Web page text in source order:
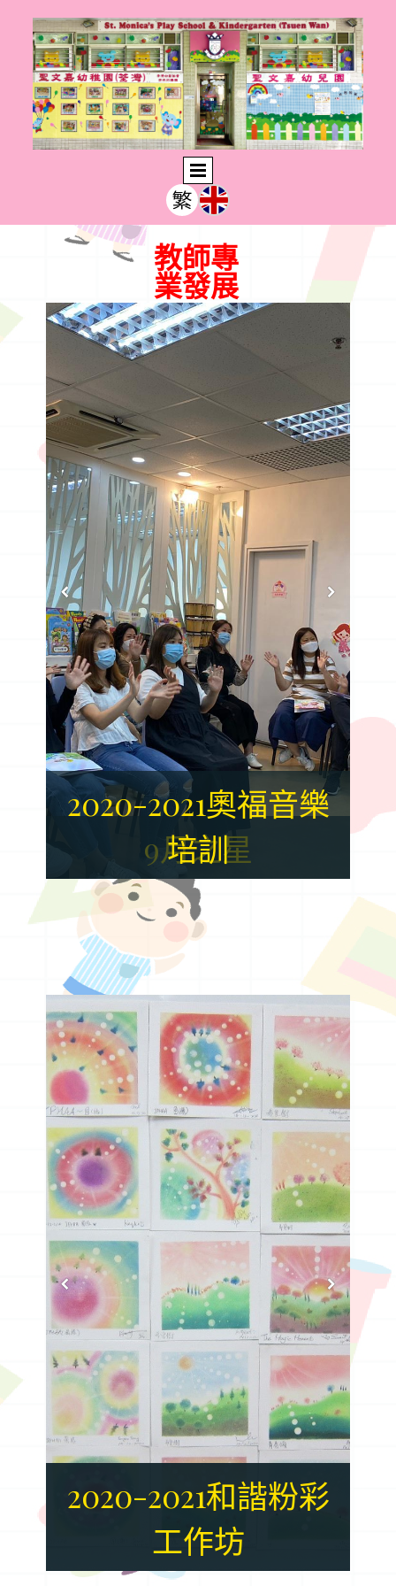
教師專
業發展
9月之星
2020-2021奧福音樂
培訓
2020-2021和諧粉彩
工作坊
2020-2021和諧粉彩
工作坊